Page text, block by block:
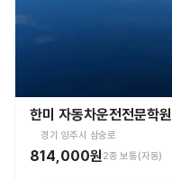
한미 자동차운전전문학원
경기 양주시 삼숭로
814,000원2종 보통(자동)